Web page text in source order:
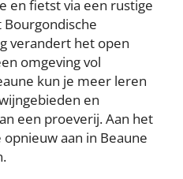
en fietst via een rustige
verandert het open
omgeving vol
kun je meer leren
en
een proeverij. Aan het
aan in Beaune